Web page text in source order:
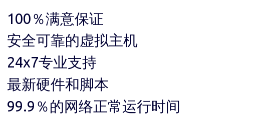
100％满意保证
安全可靠的虚拟主机
24x7专业支持
最新硬件和脚本
99.9％的网络正常运行时间